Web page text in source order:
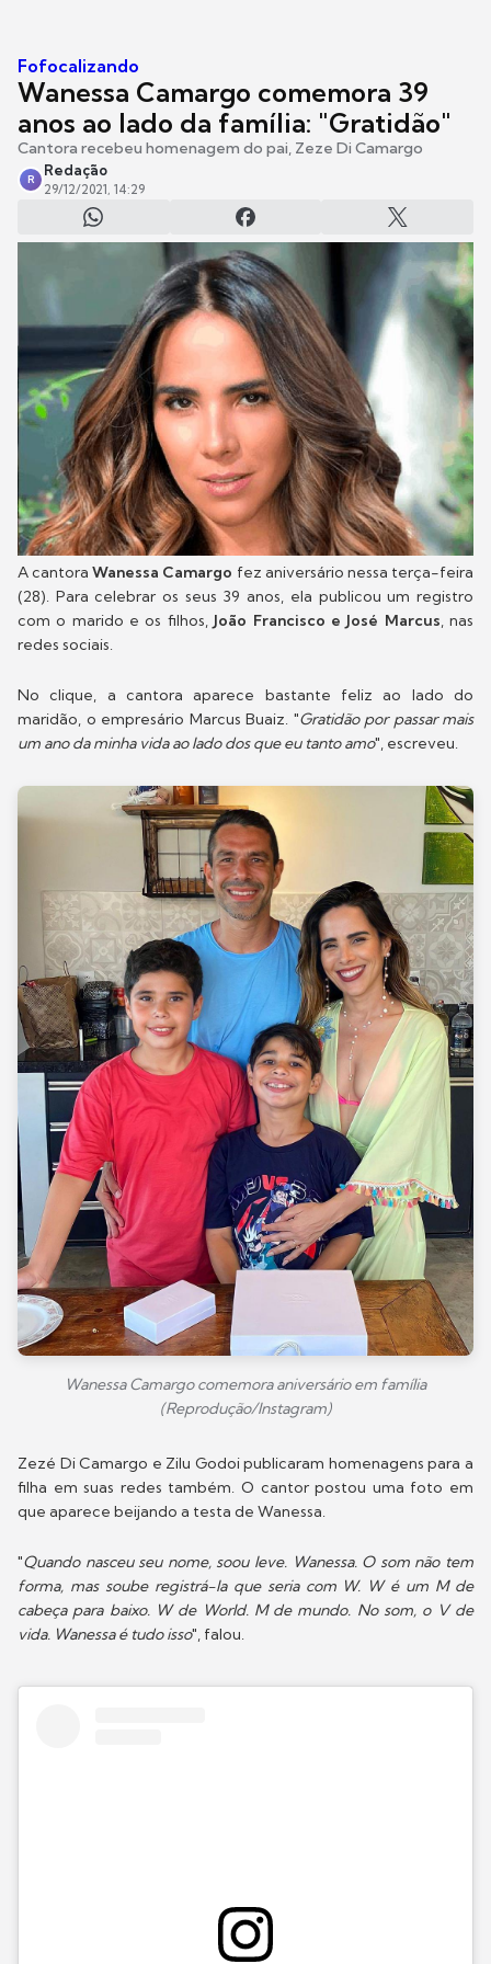
Fofocalizando
Wanessa Camargo comemora 39
anos ao lado da família: "Gratidão"
Cantora recebeu homenagem do pai, Zeze Di Camargo
R
Redação
29/12/2021, 14:29
A cantoraWanessa Camargo fez aniversário nessa terça-feira
(28). Para celebrar os seus 39 anos, ela publicou um registro
com o marido e os filhos,João Francisco e José Marcus, nas
redes sociais.
No clique, a cantora aparece bastante feliz ao lado do
maridão, o empresário Marcus Buaiz. "Gratidão por passar mais
um ano da minha vida ao lado dos que eu tanto amo", escreveu.
Wanessa Camargo comemora aniversário em família
(Reprodução/Instagram)
Zezé Di Camargo e Zilu Godoi publicaram homenagens para a
filha em suas redes também. O cantor postou uma foto em
que aparece beijando a testa de Wanessa.
"Quando nasceu seu nome, soou leve. Wanessa. O som não tem
forma, mas soube registrá-la que seria com W. W é um M de
cabeça para baixo. W de World. M de mundo. No som, o V de
vida. Wanessa é tudo isso", falou.